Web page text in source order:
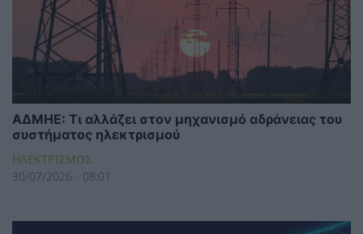
ΑΔΜΗΕ: Τι αλλάζει στον μηχανισμό αδράνειας του
συστήματος ηλεκτρισμού
ΗΛΕΚΤΡΙΣΜΟΣ
30/07/2026 - 08:01